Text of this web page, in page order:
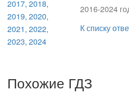
2016-2024
К списку
Похожие ГДЗ